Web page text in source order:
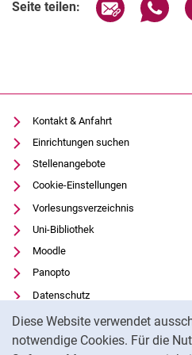
Diese Website verwendet
notwendige Cookies. Für die
360-Grad-Bild-Hörsaal
Seite teilen:
Kontakt & Anfahrt
Einrichtungen suchen
Stellenangebote
Cookie-Einstellungen
Vorlesungsverzeichnis
Uni-Bibliothek
Moodle
Panopto
Datenschutz
Barrierefreiheit
Transparenter KI-Einsatz